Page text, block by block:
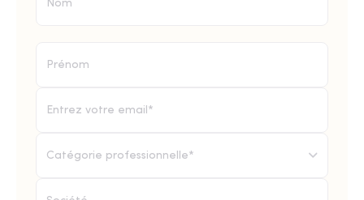
Catégorie professionnelle*